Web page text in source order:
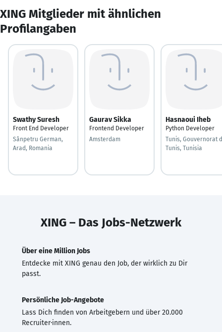
XING Mitglieder mit ähnlichen
Profilangaben
Swathy Suresh
Front End Developer
Sânpetru German,
Arad, Romania
Gaurav Sikka
Frontend Developer
Amsterdam
Hasnaoui Iheb
Python Developer
Tunis, Gouvernorat
Tunis, Tunisia
XING – Das Jobs-Netzwerk
Über eine Million Jobs
Entdecke mit XING genau den Job, der wirklich zu Dir
passt.
Persönliche Job-Angebote
Lass Dich finden von Arbeitgebern und über 20.000
Recruiter·innen.